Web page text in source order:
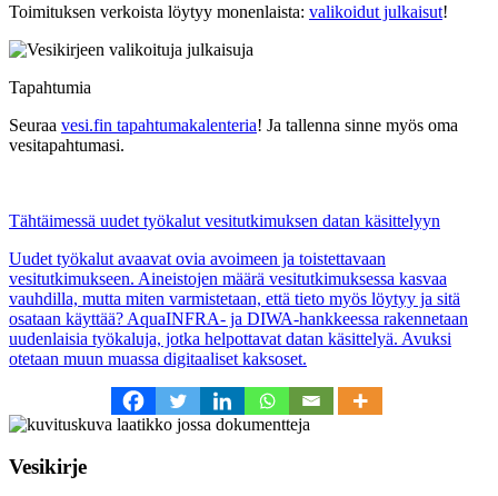
Toimituksen verkoista löytyy monenlaista: valikoidut julkaisut!
Tapahtumia
Seuraa vesi.fin tapahtumakalenteria! Ja tallenna sinne myös oma
vesitapahtumasi.
Tähtäimessä uudet työkalut vesitutkimuksen datan käsittelyyn
Uudet työkalut avaavat ovia avoimeen ja toistettavaan
vesitutkimukseen. Aineistojen määrä vesitutkimuksessa kasvaa
vauhdilla, mutta miten varmistetaan, että tieto myös löytyy ja sitä
osataan käyttää? AquaINFRA- ja DIWA-hankkeessa rakennetaan
uudenlaisia työkaluja, jotka helpottavat datan käsittelyä. Avuksi
otetaan muun muassa digitaaliset kaksoset.
Vesikirje